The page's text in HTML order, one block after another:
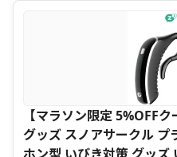
【マラソン限定 5%OFF
グッズ スノアサークル